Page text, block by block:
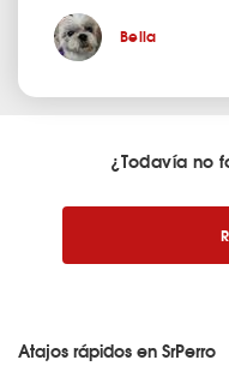
Bella
¿Todavía no
Atajos rápidos en SrPerro